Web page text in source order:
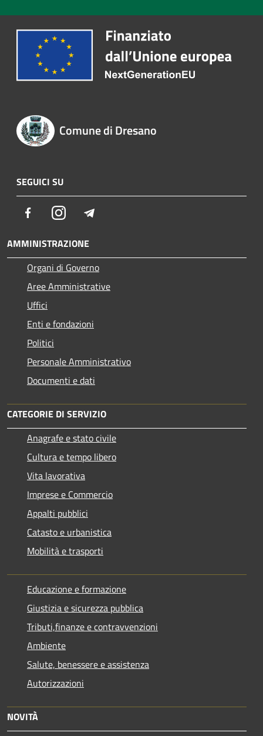
Comune di Dresano
SEGUICI SU
FacebookInstagram
AMMINISTRAZIONE
Organi di Governo
Aree Amministrative
Uffici
Enti e fondazioni
Politici
Personale Amministrativo
Documenti e dati
CATEGORIE DI SERVIZIO
Anagrafe e stato civile
Cultura e tempo libero
Vita lavorativa
Imprese e Commercio
Appalti pubblici
Catasto e urbanistica
Mobilità e trasporti
Educazione e formazione
Giustizia e sicurezza pubblica
Tributi,finanze e contravvenzioni
Ambiente
Salute, benessere e assistenza
Autorizzazioni
NOVITÀ